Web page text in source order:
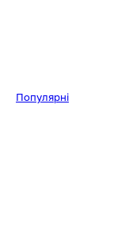
Популярні